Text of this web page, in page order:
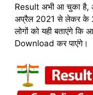
Result अभी आ चुका
अप्रैल 2021 से लेकर के
लोगों को यही बताएंगे
Download कर पाएंगे।